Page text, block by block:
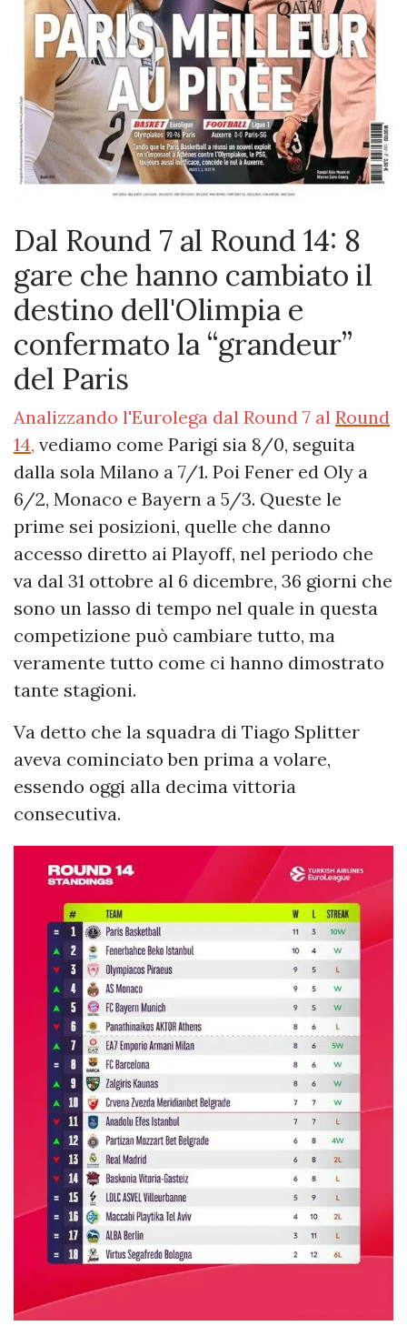
Dal Round 7 al Round 14: 8
gare che hanno cambiato il
destino dell'Olimpia e
confermato la “grandeur”
del Paris
Analizzando l'Eurolega dal Round 7 al Round
14, vediamo come Parigi sia 8/0, seguita
dalla sola Milano a 7/1. Poi Fener ed Oly a
6/2, Monaco e Bayern a 5/3. Queste le
prime sei posizioni, quelle che danno
accesso diretto ai Playoff, nel periodo che
va dal 31 ottobre al 6 dicembre, 36 giorni che
sono un lasso di tempo nel quale in questa
competizione può cambiare tutto, ma
veramente tutto come ci hanno dimostrato
tante stagioni.
Va detto che la squadra di Tiago Splitter
aveva cominciato ben prima a volare,
essendo oggi alla decima vittoria
consecutiva.